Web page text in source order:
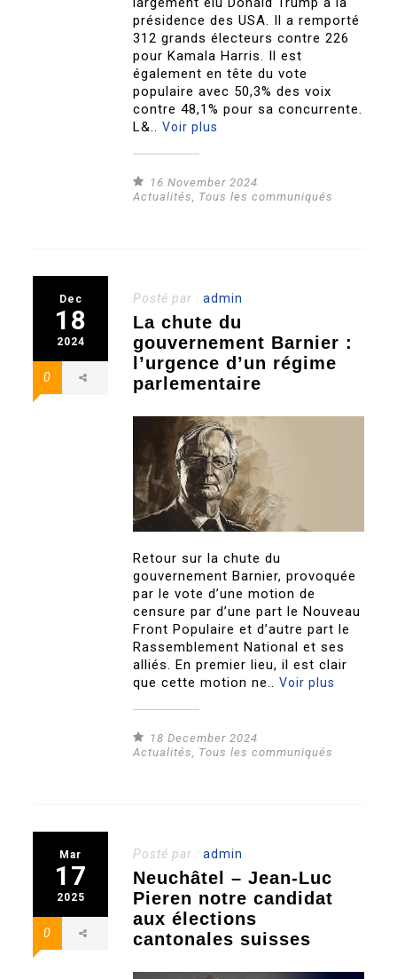
présidence des USA. Il a remporté
312 grands électeurs contre 226
pour Kamala Harris. Il est
également en tête du vote
populaire avec 50,3% des voix
contre 48,1% pour sa concurrente.
L&..Voir plus
16 November 2024
Actualités, Tous les communiqués
Dec
18
2024
0
Posté par :admin
La chute du
gouvernement Barnier :
l’urgence d’un régime
parlementaire
Retour sur la chute du
gouvernement Barnier, provoquée
par le vote d’une motion de
censure par d’une part le Nouveau
Front Populaire et d’autre part le
Rassemblement National et ses
alliés. En premier lieu, il est clair
que cette motion ne..Voir plus
18 December 2024
Actualités, Tous les communiqués
Mar
17
2025
0
Posté par :admin
Neuchâtel – Jean-Luc
Pieren notre candidat
aux élections
cantonales suisses